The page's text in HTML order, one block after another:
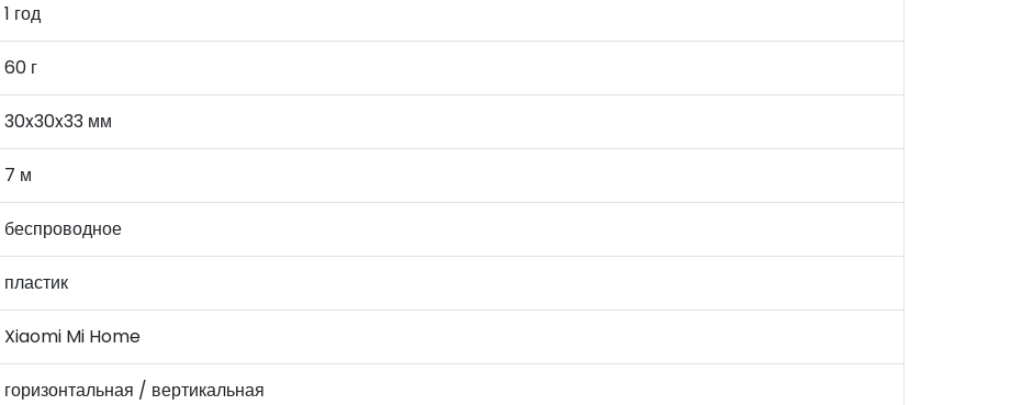
1 год
60 г
30x30x33 мм
7 м
беспроводное
пластик
Xiaomi Mi Home
горизонтальная / вертикальная